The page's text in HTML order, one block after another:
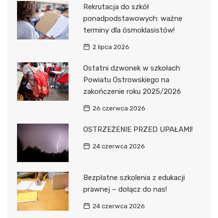
Rekrutacja do szkół
ponadpodstawowych: ważne
terminy dla ósmoklasistów!
2 lipca 2026
Ostatni dzwonek w szkołach
Powiatu Ostrowskiego na
zakończenie roku 2025/2026
26 czerwca 2026
OSTRZEŻENIE PRZED UPAŁAMI!
24 czerwca 2026
Bezpłatne szkolenia z edukacji
prawnej – dołącz do nas!
24 czerwca 2026